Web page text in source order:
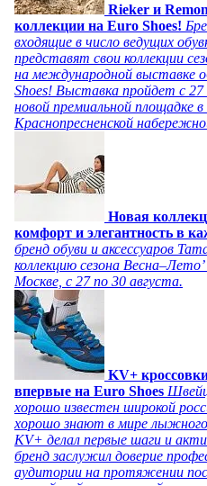
Rieker и
коллекции на Euro Shoes!
входящие в число ведущих
представят свои коллекции
на международной выставке
Shoes! Выставка пройдет c 27
новой премиальной площадке
Краснопресненской
Новая
комфорт и элегантность в
бренд обуви и аксессуаров
коллекцию сезона
Москве, с 27 по 30 августа.
KV+
впервые на Euro Shoes
хорошо известен широкой
хорошо знают в мире
KV+ делал первые шаги и
бренд заслужил доверие
аудитории на протяжении